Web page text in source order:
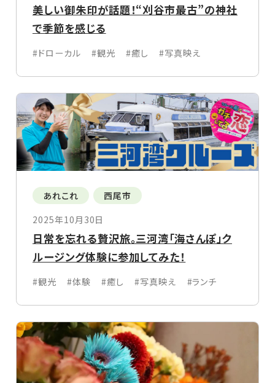
美しい御朱印が話題！“刈谷市最古”の神社
で季節を感じる
#ドローカル #観光 #癒し #写真映え
あれこれ
西尾市
2025年10月30日
日常を忘れる贅沢旅。三河湾「海さんぽ」ク
ルージング体験に参加してみた！
#観光 #体験 #癒し #写真映え #ランチ